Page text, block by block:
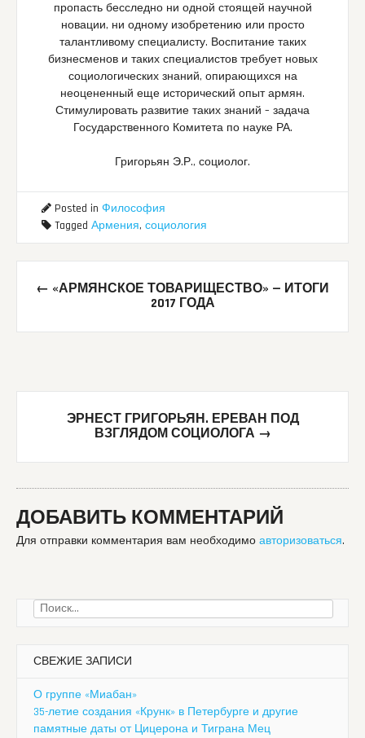
пропасть бесследно ни одной стоящей научной
новации, ни одному изобретению или просто
талантливому специалисту. Воспитание таких
бизнесменов и таких специалистов требует новых
социологических знаний, опирающихся на
неоцененный еще исторический опыт армян.
Стимулировать развитие таких знаний – задача
Государственного Комитета по науке РА.
Григорьян Э.Р., социолог.
Posted in Философия
Tagged Армения, социология
Post
← «АРМЯНСКОЕ ТОВАРИЩЕСТВО» — ИТОГИ
2017 ГОДА
ЭРНЕСТ ГРИГОРЬЯН. ЕРЕВАН ПОД
ВЗГЛЯДОМ СОЦИОЛОГА →
ДОБАВИТЬ КОММЕНТАРИЙ
Для отправки комментария вам необходимо авторизоваться.
Найти:
СВЕЖИЕ ЗАПИСИ
О группе «Миабан»
35-летие создания «Крунк» в Петербурге и другие
памятные даты от Цицерона и Тиграна Мец